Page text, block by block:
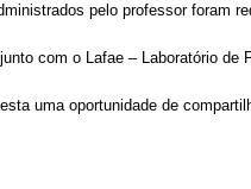
pelo professor foram
com o Lafae – Laboratório de
uma oportunidade de